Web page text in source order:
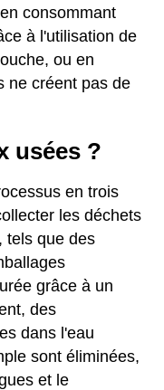
consommant
à l'utilisation de
ou en
ne créent pas de
usées ?
en trois
les déchets
tels que des
grâce à un
des
dans l'eau
sont éliminées,
et le